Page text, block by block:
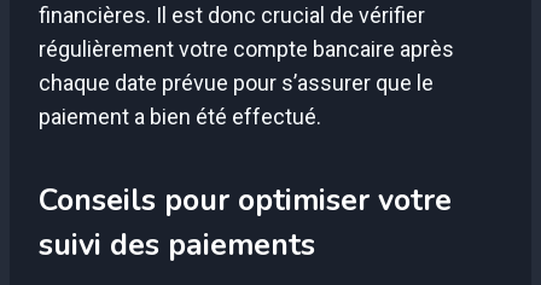
financières. Il est donc crucial de vérifier
régulièrement votre compte bancaire après
chaque date prévue pour s’assurer que le
paiement a bien été effectué.
Conseils pour optimiser votre
suivi des paiements